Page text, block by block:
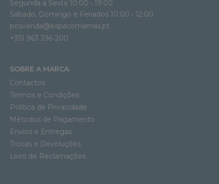
Segunda a Sexta 10:00 › 19:00
Sábado, Domingo e Feriados 10:00 › 12:00
posvenda@espacomamas.pt
+351 963 396 200
SOBRE A MARCA
Contactos
Termos e Condições
Política de Privacidade
Métodos de Pagamento
Envios e Entregas
Trocas e Devoluções
Livro de Reclamações